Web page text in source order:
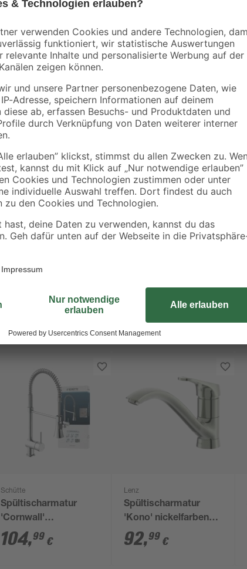
Schütte
Brauseschlauch
schwarz PVC 150 cm
14
Fischer
fischer
Waschtischbefestigung
Diese moderne Spültischarmatur besitzt
drehbaren Auslauf.
Schütte
Spültischarmatur
'Cornwall'
schwenkbar
chromfarben
104,99 €
Lenz
Spültischarmatur
'Kono' nickelfarben
16,7 cm
92,99 €